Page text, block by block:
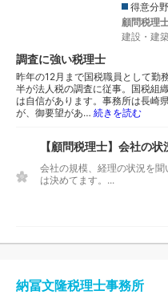
得意分
顧問税理
建設・建
調査に強い税理士
昨年の12月まで国税職員として勤
半が法人税の調査に従事。国税組
は自信があります。事務所は長崎
が、御要望があ… 続きを読む
【顧問税理士】会社の
会社の規模、経理の状況を
は決めてます。...
納冨文隆税理士事務所